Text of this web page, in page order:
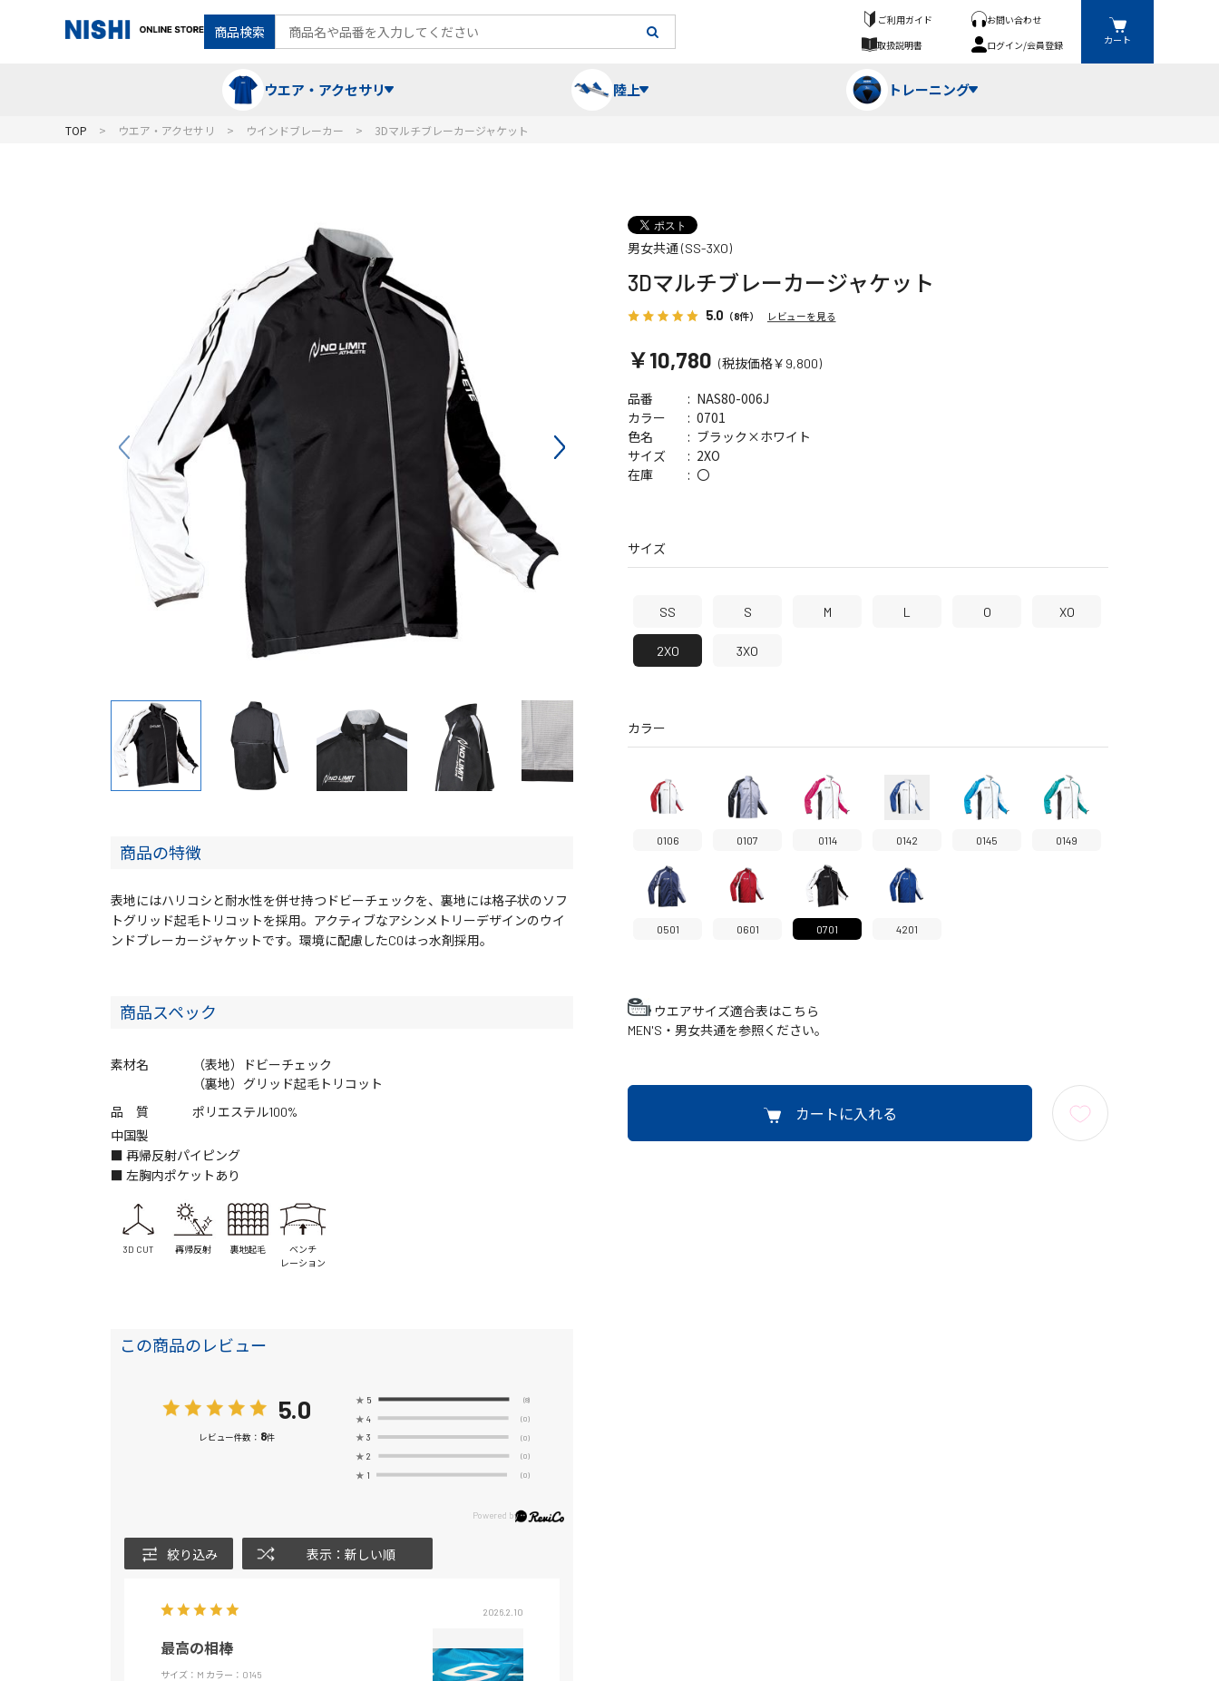
商品検索
ご利用ガイド
お問い合わせ
取扱説明書
ログイン/会員登録 カート
ウエア・アクセサリ
ランニングシャツ・パンツ レーシングシャツ・タイツ
スウェット ベスト
コート 手袋
キーホルダー
アクセサリ
陸上
グラウンド用品 消耗品・スペアパーツ
トレーニング
フォーム・動きづくり ミニハードル・ハードル
メディシンボール
TOP ウエア・アクセサリ ウインドブレーカー 3Dマルチブレーカージャケット
商品の特徴
表地にはハリコシと耐水性を併せ持つドビーチェックを、裏地には格子状のソフ
トグリッド起毛トリコットを採用。アクティブなアシンメトリーデザインのウイ
ンドブレーカージャケットです。環境に配慮したC0はっ水剤採用。
商品スペック
素材名
（表地）ドビーチェック
（裏地）グリッド起毛トリコット
品 質
ポリエステル100%
中国製
■ 再帰反射パイピング
■ 左胸内ポケットあり
3D CUT 再帰反射 裏地起毛
ベンチ
レーション
この商品のレビュー
5.0
レビュー件数： 8件
★ 5 (8)
★ 4 (0)
★ 3 (0)
★ 2 (0)
★ 1 (0)
絞り込み 表示：新しい順
2026.2.10
最高の相棒
サイズ：M カラー：0145
男女共通 (SS-3XO)
3Dマルチブレーカージャケット
5.0 （8件） レビューを見る
￥10,780 (税抜価格￥9,800)
品番 NAS80-006J
サイズ 2XO
カラー 0701
在庫 〇
色名 ブラック×ホワイト
サイズ
SS S M L O XO
2XO 3XO
カラー
0106 0107 0114 0142 0145 0149
0501 0601 0701 4201
ウエアサイズ適合表はこちら
MEN'S・男女共通を参照ください。
カートに入れる